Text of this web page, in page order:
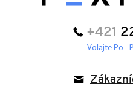
+421
Volajte Po -